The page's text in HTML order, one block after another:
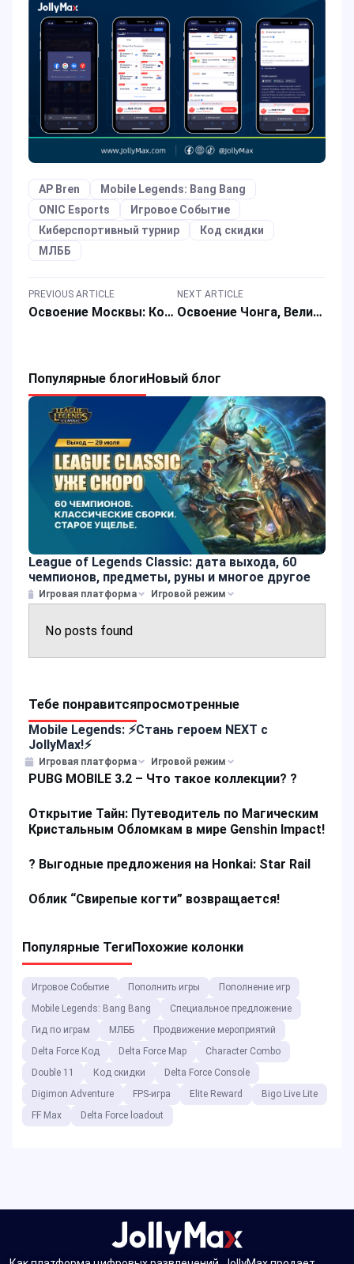
AP Bren
Mobile Legends: Bang Bang
ONIC Esports
Игровое Событие
Киберспортивный турнир
Код скидки
МЛББ
PREVIOUS ARTICLE
Освоение Москвы: Копье покоя в Mobile Legends
NEXT ARTICLE
Освоение Чонга, Великого Дракона в Mobile Legends
Популярные блогиНовый блог
League of Legends Classic: дата выхода, 60
чемпионов, предметы, руны и многое другое
Игровая платформа Игровой режим
No posts found
Тебе понравитсяпросмотренные
Mobile Legends: ⚡Стань героем NEXT с
JollyMax!⚡
Игровая платформа Игровой режим
PUBG MOBILE 3.2 – Что такое коллекции? ?
Открытие Тайн: Путеводитель по Магическим
Кристальным Обломкам в мире Genshin Impact!
? Выгодные предложения на Honkai: Star Rail
Облик “Свирепые когти” возвращается!
Популярные ТегиПохожие колонки
Игровое Событие Пополнить игры
Пополнение игр
Mobile Legends: Bang Bang
Специальное предложение
Гид по играм
МЛББ
Продвижение мероприятий
Delta Force Код
Delta Force Map
Character Combo
Double 11
Код скидки
Delta Force Console
Digimon Adventure
FPS-игра Elite Reward
Bigo Live Lite
FF Max
Delta Force loadout